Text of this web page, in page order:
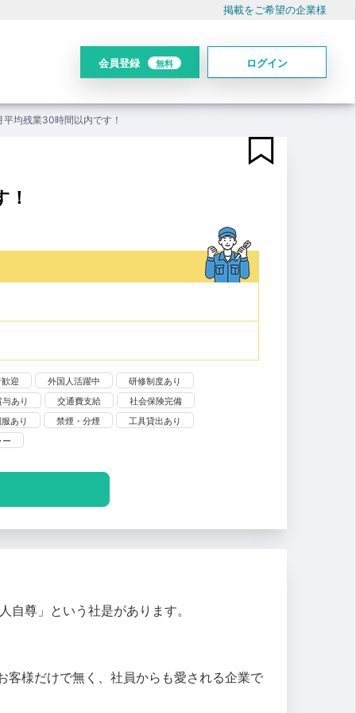
掲載をご希望の企業様
会員登録 無料 ログイン
均残業30時間以内です！
迎 外国人活躍中
研修制度あり
与あり
交通費支給
社会保険完備
あり
禁煙・分煙
工具貸出あり
ー
尊」という社是があります。
客様だけで無く、社員からも愛される企業で